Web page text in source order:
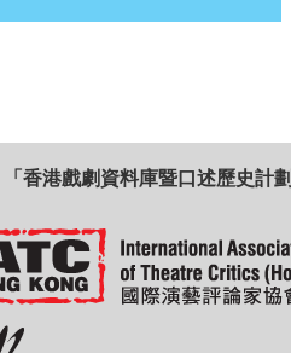
「香港戲劇資料庫暨口述歷史計